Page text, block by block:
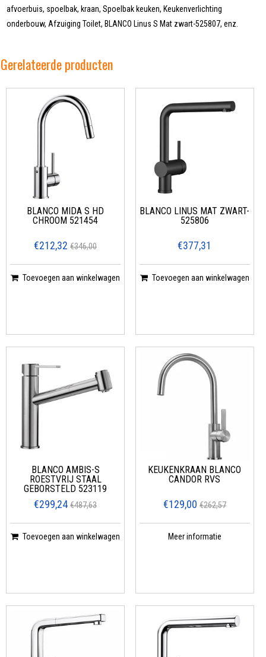
afvoerbuis, spoelbak, kraan, Spoelbak keuken, Keukenverlichting
onderbouw, Afzuiging Toilet, BLANCO Linus S Mat zwart-525807, enz.
Gerelateerde producten
BLANCO MIDA S HD
CHROOM 521454
€212,32 €346,00
Toevoegen aan winkelwagen
BLANCO LINUS MAT ZWART-
525806
€377,31
Toevoegen aan winkelwagen
BLANCO AMBIS-S
ROESTVRIJ STAAL
GEBORSTELD 523119
€299,24 €487,63
Toevoegen aan winkelwagen
KEUKENKRAAN BLANCO
CANDOR RVS
€129,00 €262,57
Meer informatie